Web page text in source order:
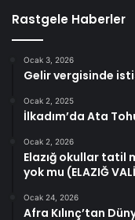
Rastgele Haberler
Ocak 3, 2026
Gelir vergisinde
Ocak 2, 2025
İlkadım’da Ata
Ocak 2, 2026
Elazığ okullar tatil
yok mu (ELAZIĞ
Ocak 24, 2026
Afra Kılınç’tan